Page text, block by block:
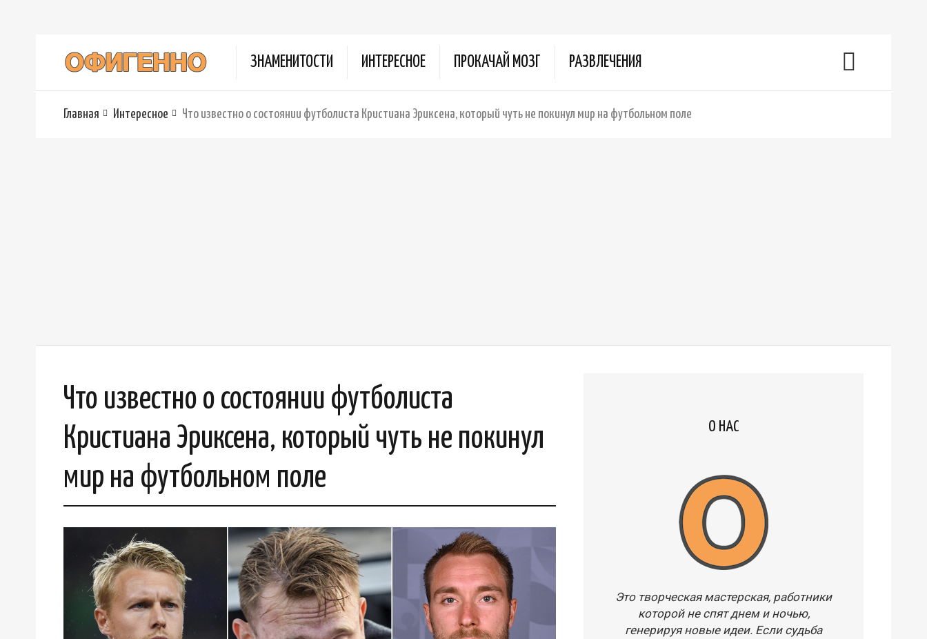
ЗНАМЕНИТОСТИ ИНТЕРЕСНОЕ ПРОКАЧАЙ МОЗГ РАЗВЛЕЧЕНИЯ
Главная Интересное Что известно о состоянии футболиста Кристиана Эриксена, который чуть не покинул мир на футбольном поле
Что известно о состоянии футболиста
Кристиана Эриксена, который чуть не покинул
мир на футбольном поле
О НАС
Это творческая мастерская, работники
которой не спят днем и ночью,
генерируя новые идеи. Если судьба